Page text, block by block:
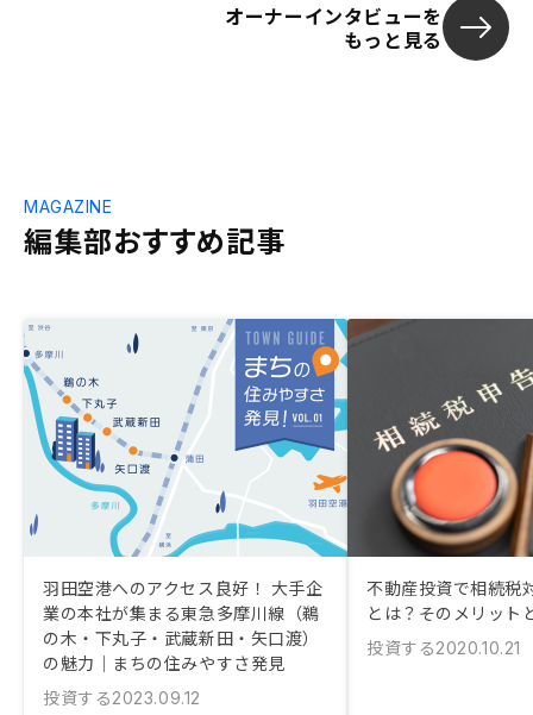
オーナーインタビューを
もっと見る
編集部おすすめ記事
MAGAZINE
羽田空港へのアクセス良好！ 大手企
業の本社が集まる東急多摩川線（鵜
の木・下丸子・武蔵新田・矢口渡）
の魅力｜まちの住みやすさ発見
投資する2023.09.12
不動産投資で相続税
とは？そのメリット
投資する2020.10.21